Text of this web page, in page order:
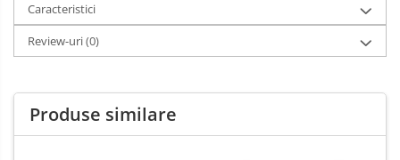
Caracteristici
Review-uri(0)
Produse similare